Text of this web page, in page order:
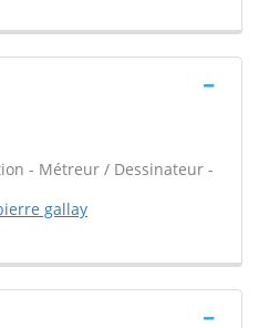
- Métreur / Dessinateur -
gallay